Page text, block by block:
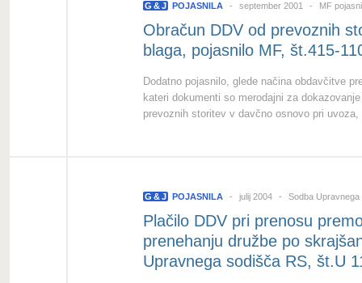
G &J POJASNILA september 2001 MF
Obračun DDV od prevoznih
blaga, pojasnilo MF, št.415-
Dodatno pojasnilo, glede načina obdavčitve
kateri dokumenti so merodajni za
prevoznih storitev v davčno osnovo pri
G &J POJASNILA julij 2004 Sodba
Plačilo DDV pri prenosu
prenehanju družbe po
Upravnega sodišča RS, št.U